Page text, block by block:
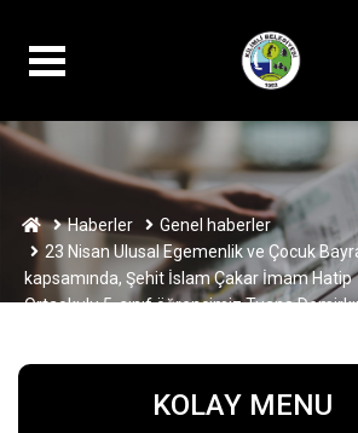
Haberler
Genel haberler
23 Nisan Ulusal Egemenlik ve Çocuk
kapsamında, Şehit İslam Çakar İmam Hatip
Ortaokulu 5. sınıf öğrencimiz Tuana
KOLAY MENU